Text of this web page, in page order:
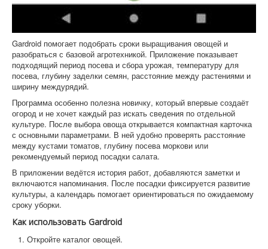
Gardroid помогает подобрать сроки выращивания овощей и
разобраться с базовой агротехникой. Приложение показывает
подходящий период посева и сбора урожая, температуру для
посева, глубину заделки семян, расстояние между растениями и
ширину междурядий.
Программа особенно полезна новичку, который впервые создаёт
огород и не хочет каждый раз искать сведения по отдельной
культуре. После выбора овоща открывается компактная карточка
с основными параметрами. В ней удобно проверять расстояние
между кустами томатов, глубину посева моркови или
рекомендуемый период посадки салата.
В приложении ведётся история работ, добавляются заметки и
включаются напоминания. После посадки фиксируется развитие
культуры, а календарь помогает ориентироваться по ожидаемому
сроку уборки.
Как использовать Gardroid
Откройте каталог овощей.